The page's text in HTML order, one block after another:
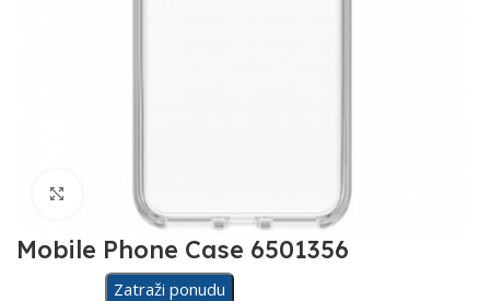
Click to enlarge
Mobile Phone Case 6501356
Zatraži ponudu